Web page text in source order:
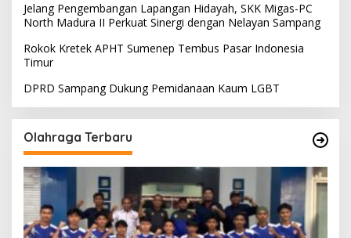
Jelang Pengembangan Lapangan Hidayah, SKK Migas-PC
North Madura II Perkuat Sinergi dengan Nelayan Sampang
Rokok Kretek APHT Sumenep Tembus Pasar Indonesia
Timur
DPRD Sampang Dukung Pemidanaan Kaum LGBT
Olahraga Terbaru